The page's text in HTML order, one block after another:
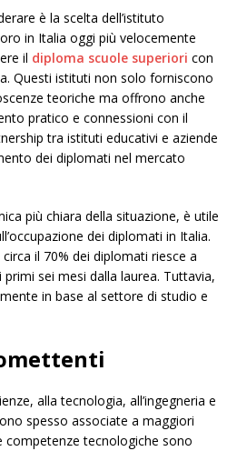
è la scelta dell’istituto
in Italia oggi più velocemente
il diploma scuole superiori con
Questi istituti non solo forniscono
teoriche ma offrono anche
pratico e connessioni con il
tra istituti educativi e aziende
dei diplomati nel mercato
più chiara della situazione, è utile
dei diplomati in Italia.
il 70% dei diplomati riesce a
sei mesi dalla laurea. Tuttavia,
in base al settore di studio e
alla tecnologia, all’ingegneria e
spesso associate a maggiori
competenze tecnologiche sono